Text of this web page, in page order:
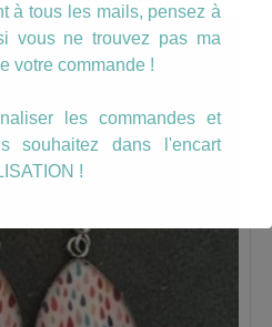
à tous les mails, pensez à
vous ne trouvez pas ma
votre commande !
les commandes et
souhaitez dans l'encart
!